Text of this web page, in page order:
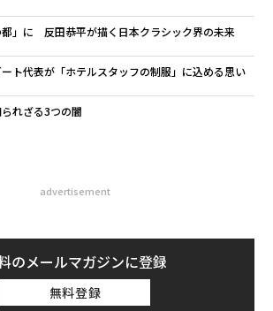
」に 反田恭平が描く日本クラシック界の未来
ト代表が「ホテルスタッフの制服」に込める思い
れざる3つの闇
advertisement
のメールマガジンに登録
無料登録